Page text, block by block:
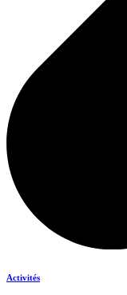
Activités